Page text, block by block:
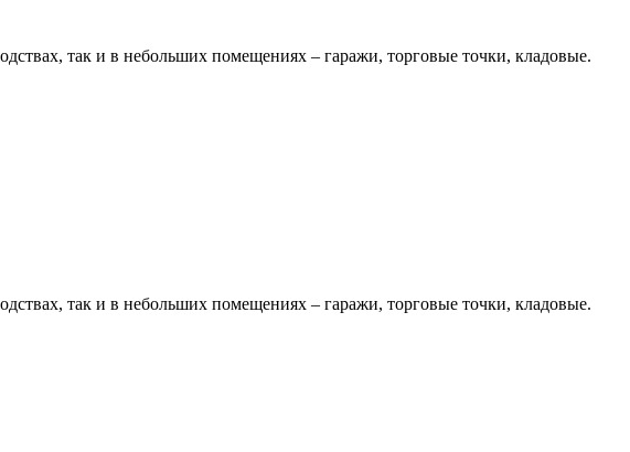
так и в небольших помещениях – гаражи, торговые точки, кладовые.
так и в небольших помещениях – гаражи, торговые точки, кладовые.